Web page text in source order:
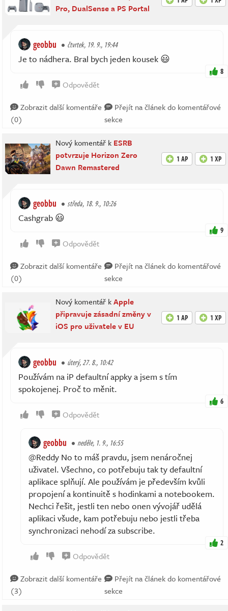
Pro, DualSense a PS Portal
geobbu čtvrtek, 19. 9., 19:44
Je to nádhera. Bral bych jeden kousek 😃
8
Odpovědět
Zobrazit další komentáře
(0)
Přejít na článek do komentářové
sekce
Nový komentář k ESRB
potvrzuje Horizon Zero
Dawn Remastered
1 AP 1 XP
geobbu středa, 18. 9., 10:26
Cashgrab 😃
9
Odpovědět
Zobrazit další komentáře
(0)
Přejít na článek do komentářové
sekce
Nový komentář kApple
připravuje zásadní změny v
iOS pro uživatele v EU
1 AP 1 XP
geobbu úterý, 27. 8., 10:42
Používám na iP defaultní appky a jsem s tím
spokojenej. Proč to měnit.
6
Odpovědět
geobbu neděle, 1. 9., 16:55
@Reddy No to máš pravdu, jsem nenáročnej
uživatel. Všechno, co potřebuju tak ty defaultní
aplikace splňují. Ale používám je především kvůli
propojení a kontinuitě s hodinkami a notebookem.
Nechci řešit, jestli ten nebo onen vývojář udělá
aplikaci všude, kam potřebuju nebo jestli třeba
synchronizaci nehodí za subscribe.
2
Odpovědět
Zobrazit další komentáře
(3)
Přejít na článek do komentářové
sekce